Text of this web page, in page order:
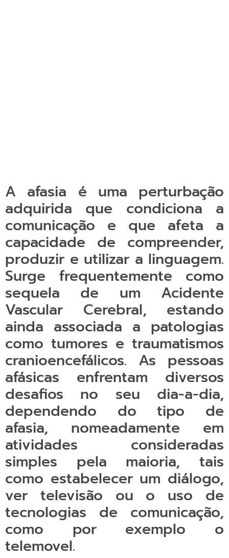
A afasia é uma perturbação
adquirida que condiciona a
comunicação e que afeta a
capacidade de compreender,
produzir e utilizar a linguagem.
Surge frequentemente como
sequela de um Acidente
Vascular Cerebral, estando
ainda associada a patologias
como tumores e traumatismos
cranioencefálicos. As pessoas
afásicas enfrentam diversos
desafios no seu dia-a-dia,
dependendo do tipo de
afasia, nomeadamente em
atividades consideradas
simples pela maioria, tais
como estabelecer um diálogo,
ver televisão ou o uso de
tecnologias de comunicação,
como por exemplo o
telemovel.